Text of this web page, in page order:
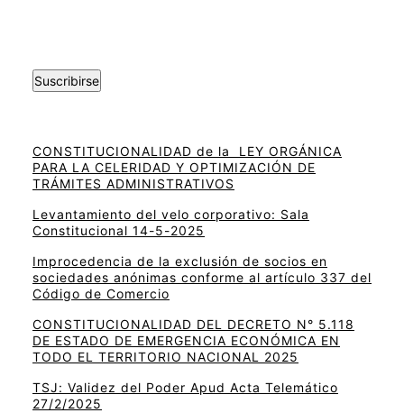
Suscribirse
CONSTITUCIONALIDAD de la LEY ORGÁNICA
PARA LA CELERIDAD Y OPTIMIZACIÓN DE
TRÁMITES ADMINISTRATIVOS
Levantamiento del velo corporativo: Sala
Constitucional 14-5-2025
Improcedencia de la exclusión de socios en
sociedades anónimas conforme al artículo 337 del
Código de Comercio
CONSTITUCIONALIDAD DEL DECRETO N° 5.118
DE ESTADO DE EMERGENCIA ECONÓMICA EN
TODO EL TERRITORIO NACIONAL 2025
TSJ: Validez del Poder Apud Acta Telemático
27/2/2025